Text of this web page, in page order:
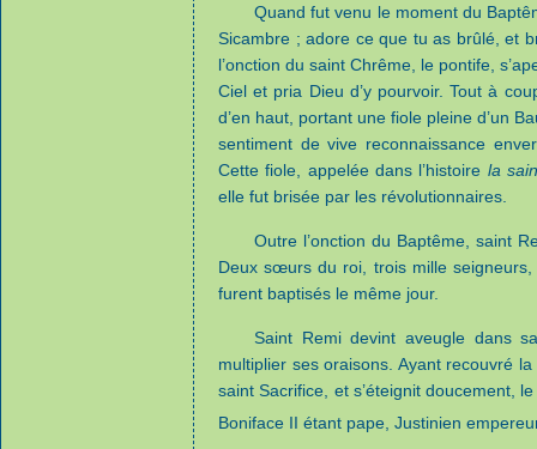
Quand fut venu le moment du
Sicambre ; adore ce que tu as brûlé, et
l’onction du saint Chrême, le pontife,
Ciel et pria Dieu d’y pourvoir. Tout à
d’en haut, portant une fiole pleine d’un
sentiment de vive reconnaissance
Cette fiole, appelée dans l’histoire la
elle fut brisée par les révolutionnaires.
Outre l’onction du Baptême, saint
Deux sœurs du roi, trois mille
furent baptisés le même jour.
Saint Remi devint aveugle dans
multiplier ses oraisons. Ayant recouvré
saint Sacrifice, et s’éteignit doucement,
Boniface II étant pape, Justinien